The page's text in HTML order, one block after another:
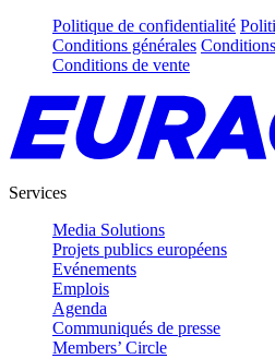
Politique de confidentialité
Conditions générales
Conditions de vente
Services
Media Solutions
Projets publics européens
Evénements
Emplois
Agenda
Communiqués de presse
Members’ Circle